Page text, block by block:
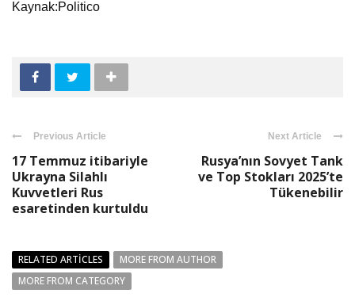
Kaynak:Politico
Previous Article
17 Temmuz itibariyle
Ukrayna Silahlı
Kuvvetleri Rus
esaretinden kurtuldu
Next Article
Rusya’nın Sovyet Tank
ve Top Stokları 2025’te
Tükenebilir
RELATED ARTICLES
MORE FROM AUTHOR
MORE FROM CATEGORY